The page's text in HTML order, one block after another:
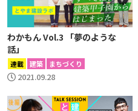
わかもん Vol.3 「夢のような
話」
連載 建築 まちづくり
2021.09.28